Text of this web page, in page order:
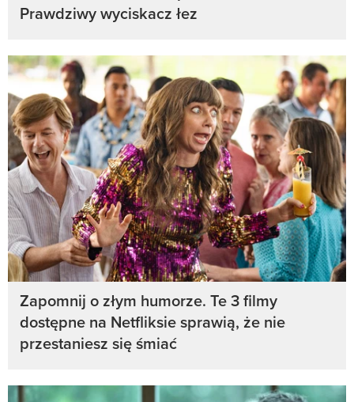
Prawdziwy wyciskacz łez
Zapomnij o złym humorze. Te 3 filmy
dostępne na Netfliksie sprawią, że nie
przestaniesz się śmiać